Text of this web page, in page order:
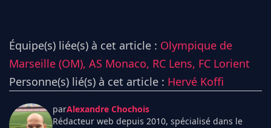
Équipe(s) liée(s) à cet article : Olympique de
Marseille (OM), AS Monaco, RC Lens, FC Lorient
Personne(s) lié(s) à cet article : Hervé Koffi
parAlexandre Chochois
Rédacteur web depuis 2010, spécialisé dans le